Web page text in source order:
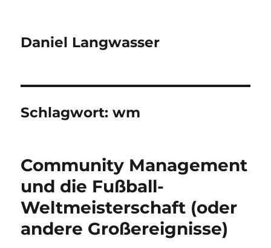
Daniel Langwasser
Schlagwort:wm
Community Management
und die Fußball-
Weltmeisterschaft (oder
andere Großereignisse)